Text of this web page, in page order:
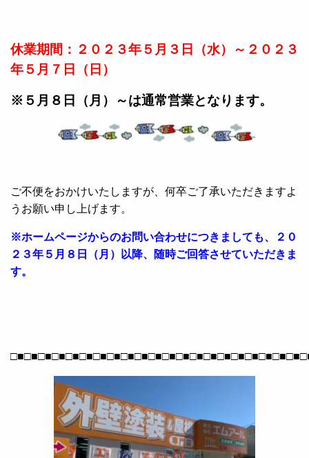
休業期間：２０２３年５月３日（水）～２０２３
年５月７日（日）
※５月８日（月）～は通常営業となります。
ご不便をおかけいたしますが、何卒ご了承いただきますよ
うお願い申し上げます。
※ホームページからのお問い合わせにつきましても、２０
２３年５月８日（月）以降、随時ご回答させていただきま
す。